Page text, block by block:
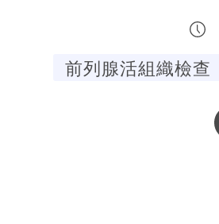
前列腺活組織檢查